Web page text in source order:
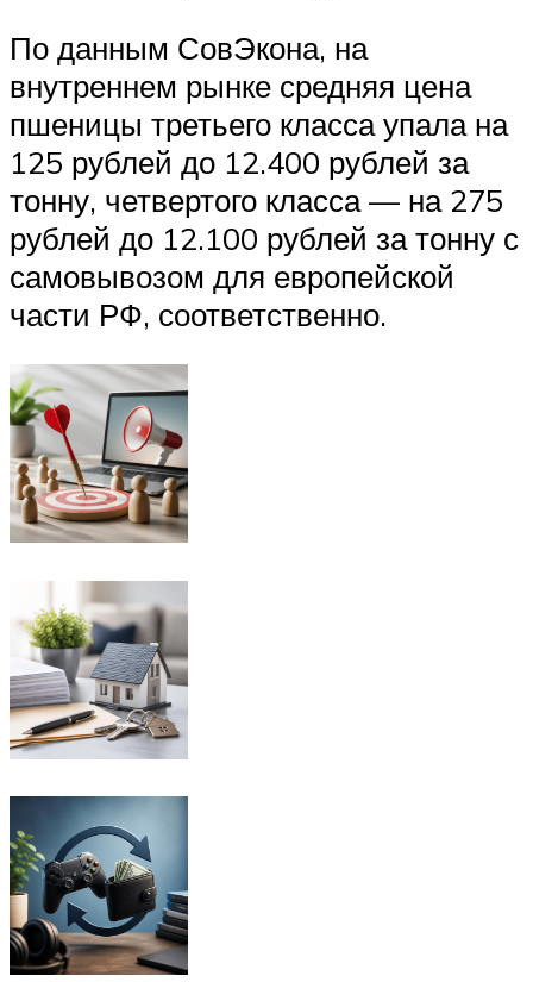
По данным СовЭкона, на
внутреннем рынке средняя цена
пшеницы третьего класса упала на
125 рублей до 12.400 рублей за
тонну, четвертого класса — на 275
рублей до 12.100 рублей за тонну с
самовывозом для европейской
части РФ, соответственно.